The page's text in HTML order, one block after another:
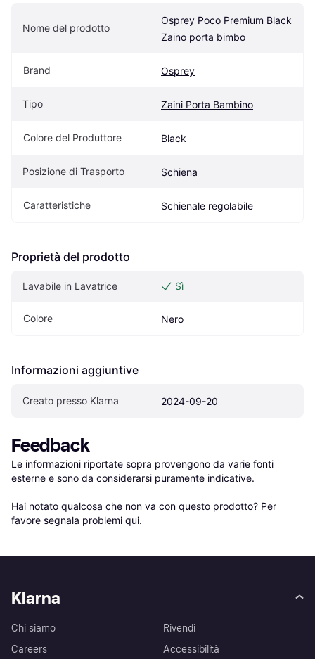
Nome del prodotto
Osprey Poco Premium Black
Zaino porta bimbo
Brand Osprey
Tipo Zaini Porta Bambino
Colore del Produttore Black
Posizione di Trasporto Schiena
Caratteristiche Schienale regolabile
Proprietà del prodotto
Lavabile in Lavatrice Sì
Colore Nero
Informazioni aggiuntive
Creato presso Klarna 2024-09-20
Feedback
Le informazioni riportate sopra provengono da varie fonti
esterne e sono da considerarsi puramente indicative.
Hai notato qualcosa che non va con questo prodotto? Per
favore segnala problemi qui.
Klarna
Chi siamo
Careers
Rivendi
Accessibilità